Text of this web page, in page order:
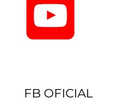
FB OFICIAL